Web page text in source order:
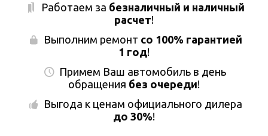
Работаем за безналичный и наличный
расчет!
Выполним ремонт со 100% гарантией
1 год!
Примем Ваш автомобиль в день
обращения без очереди!
Выгода к ценам официального дилера
до 30%!